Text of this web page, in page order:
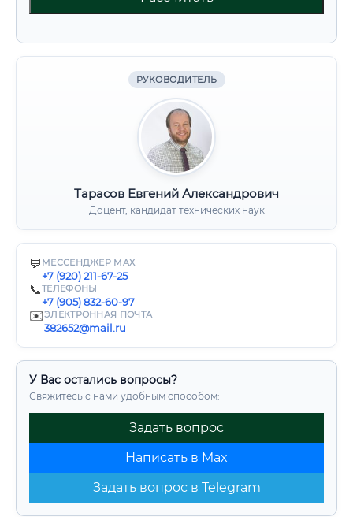
РУКОВОДИТЕЛЬ
Тарасов Евгений Александрович
Доцент, кандидат технических наук
💬 МЕССЕНДЖЕР MAX
+7 (920) 211-67-25
📞ТЕЛЕФОНЫ
+7 (905) 832-60-97
✉️ЭЛЕКТРОННАЯ ПОЧТА
382652@mail.ru
У Вас остались вопросы?
Свяжитесь с нами удобным способом:
Задать вопрос
Написать в Max
Задать вопрос в Telegram